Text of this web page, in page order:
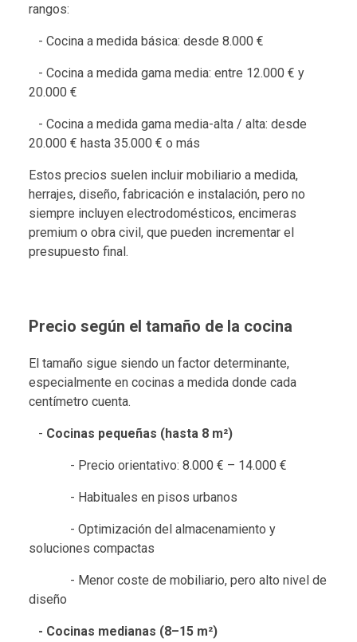
rangos:
- Cocina a medida básica: desde 8.000 €
- Cocina a medida gama media: entre 12.000 € y
20.000 €
- Cocina a medida gama media-alta / alta: desde
20.000 € hasta 35.000 € o más
Estos precios suelen incluir mobiliario a medida,
herrajes, diseño, fabricación e instalación, pero no
siempre incluyen electrodomésticos, encimeras
premium o obra civil, que pueden incrementar el
presupuesto final.
Precio según el tamaño de la cocina
El tamaño sigue siendo un factor determinante,
especialmente en cocinas a medida donde cada
centímetro cuenta.
- Cocinas pequeñas (hasta 8 m²)
- Precio orientativo: 8.000 € – 14.000 €
- Habituales en pisos urbanos
- Optimización del almacenamiento y
soluciones compactas
- Menor coste de mobiliario, pero alto nivel de
diseño
- Cocinas medianas (8–15 m²)